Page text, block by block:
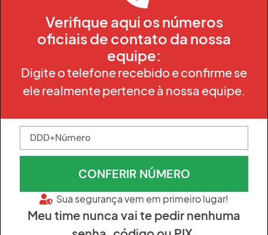
Verifique aqui os números
oficiais de contato da nossa
equipe:
Digite o telefone recebido e confirme se
ele realmente pertence à nossa equipe.
CONFERIR NÚMERO
Sua segurança vem em primeiro lugar!
Meu time nunca vai te pedir nenhuma